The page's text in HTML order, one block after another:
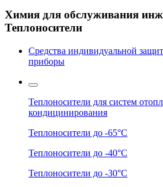
Химия для обслуживания
Теплоносители
Средства индивидуальной
приборы
Теплоносители для систем
кондицинирования
Теплоносители до -65°C
Теплоносители до -40°C
Теплоносители до -30°C